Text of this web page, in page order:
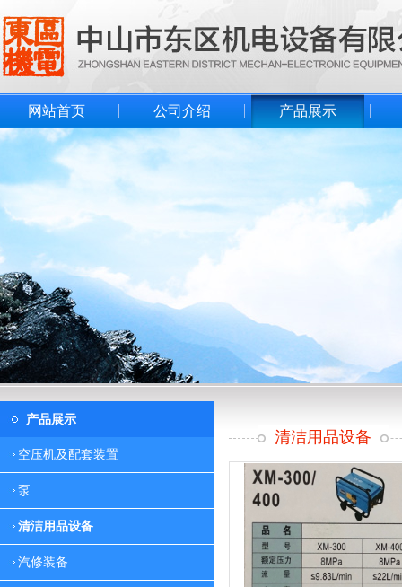
网站首页 公司介绍 产品展示
产品展示
空压机及配套装置
泵
清洁用品设备
汽修装备
清洁用品设备